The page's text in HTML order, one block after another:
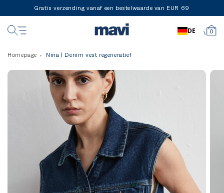
Gratis verzending vanaf een bestelwaarde van EUR 69
0
DE
Homepage Nina | Denim vest regeneratief